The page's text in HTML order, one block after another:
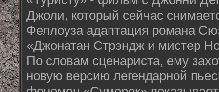
Джоли, который сейчас
Феллоуза адаптация романа
«Джонатан Стрэндж и мистер
По словам сценариста, ему
новую версию легендарной